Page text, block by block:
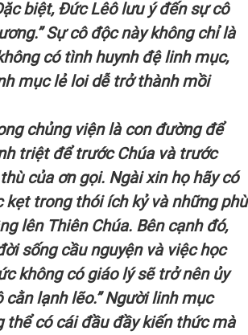
biệt, Đức Lêô lưu ý đến sự cô
Sự cô độc này không chỉ là
có tình huynh đệ linh mục,
mục lẻ loi dễ trở thành mồi
chủng viện là con đường để
triệt để trước Chúa và trước
của ơn gọi. Ngài xin họ hãy có
trong thói ích kỷ và những phù
lên Thiên Chúa. Bên cạnh đó,
sống cầu nguyện và việc học
không có giáo lý sẽ trở nên ủy
lạnh lẽo.” Người linh mục
thể có cái đầu đầy kiến thức mà